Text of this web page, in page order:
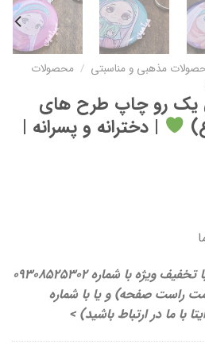
مذهبی و مناسبتی / محصولات
یک رو چاپ طرح های
| دخترانه و پسرانه |
< لطفا جهت سفارش عمده با تخفیف ویژه با شماره 09308525302
راست صفحه) و یا با شماره